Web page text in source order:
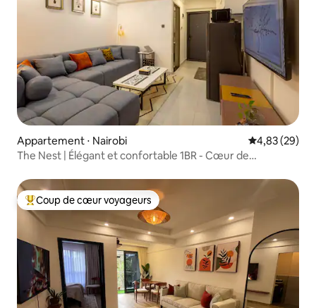
Appartement ⋅ Nairobi Évaluation
4,83 (29)
The Nest | Élégant et confortable 1BR - Cœur de
Coups de cœur voyageurs les plus appréciés
Coup de cœur voyageurs